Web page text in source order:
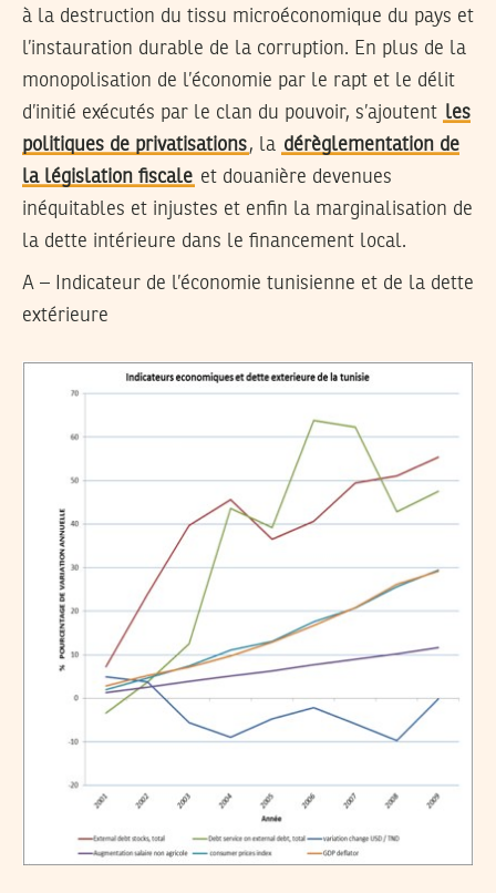
à la destruction du tissu microéconomique du pays et
l’instauration durable de la corruption. En plus de la
monopolisation de l’économie par le rapt et le délit
d’initié exécutés par le clan du pouvoir, s’ajoutent les
politiques de privatisations, la dérèglementation de
la législation fiscale et douanière devenues
inéquitables et injustes et enfin la marginalisation de
la dette intérieure dans le financement local.
A – Indicateur de l’économie tunisienne et de la dette
extérieure